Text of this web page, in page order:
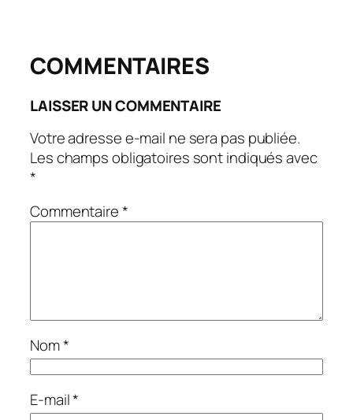
COMMENTAIRES
LAISSER UN COMMENTAIRE
Votre adresse e-mail ne sera pas publiée.
Les champs obligatoires sont indiqués avec
*
Commentaire*
Nom*
E-mail*